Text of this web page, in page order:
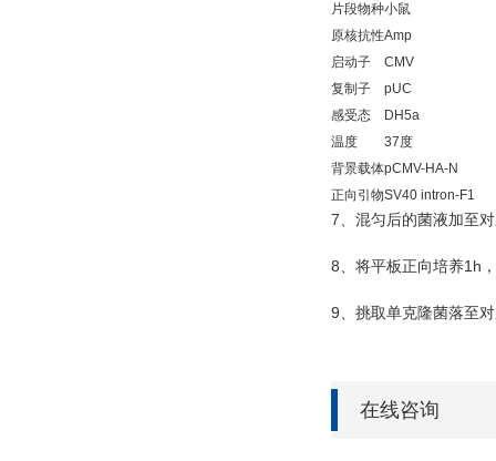
片段物种小鼠
原核抗性Amp
启动子
CMV
复制子
pUC
感受态
DH5a
温度
37度
背景载体pCMV-HA-N
正向引物SV40 intron-F1
7、混匀后的菌液加至
8、将平板正向培养1h
9、挑取单克隆菌落至
在线咨询